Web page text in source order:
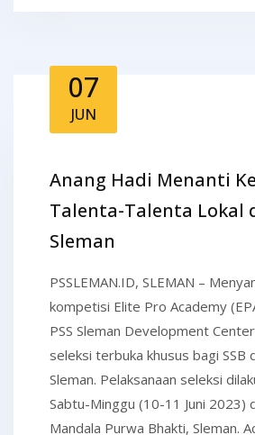
07
JUN
Anang Hadi Menanti
Talenta-Talenta Lokal
Sleman
PSSLEMAN.ID, SLEMAN –
kompetisi Elite Pro Academy
PSS Sleman Development
seleksi terbuka khusus bagi SSB
Sleman. Pelaksanaan seleksi
Sabtu-Minggu (10-11 Juni 2023)
Mandala Purwa Bhakti, Sleman.